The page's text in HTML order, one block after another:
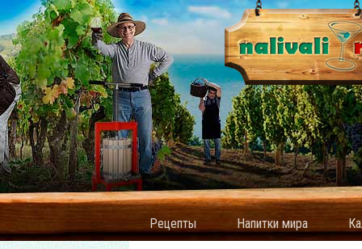
Рецепты Напитки мира